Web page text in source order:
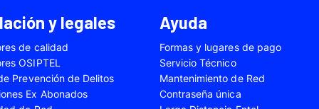
Oppo Reno 6 Lite
Samsung Galaxy A03 Samsung Galaxy
Samsung Galaxy A05 Samsung Galaxy
Samsung Galaxy A14 Samsung Galaxy A15
y legales
de calidad
OSIPTEL
Prevención de Delitos
Ex Abonados
Ayuda
Formas y lugares de pago
Servicio Técnico
Mantenimiento de Red
Contraseña única